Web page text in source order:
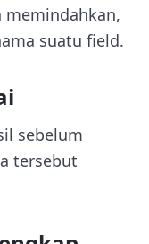
memindahkan,
suatu field.
sebelum
tersebut